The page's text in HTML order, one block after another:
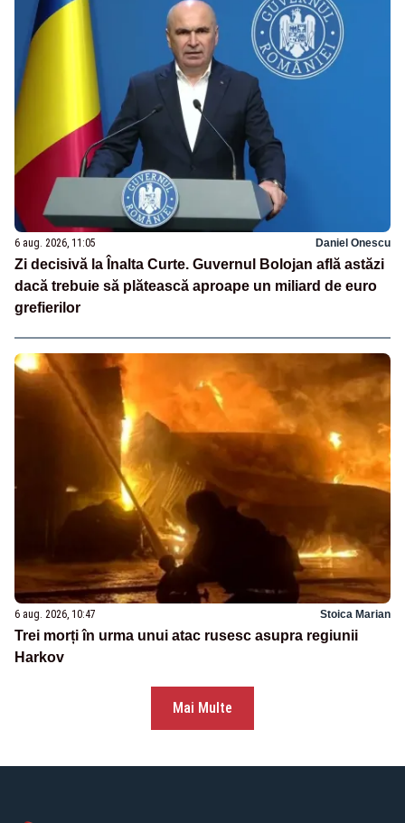
6 aug. 2026, 11:05 Daniel Onescu
Zi decisivă la Înalta Curte. Guvernul Bolojan află astăzi
dacă trebuie să plătească aproape un miliard de euro
grefierilor
6 aug. 2026, 10:47 Stoica Marian
Trei morți în urma unui atac rusesc asupra regiunii
Harkov
Mai Multe